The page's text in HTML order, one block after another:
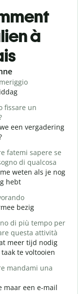
à
fissare un
een vergadering
fatemi sapere se
di qualcosa
weten als je nog
hebt
bezig
di più tempo per
questa attività
meer tijd nodig
te voltooien
mandami una
maar een e-mail